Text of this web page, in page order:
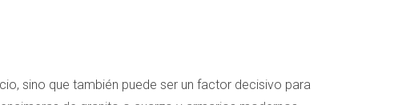
sino que también puede ser un factor decisivo para